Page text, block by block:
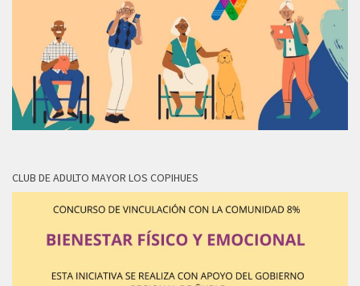
CLUB DE ADULTO MAYOR LOS COPIHUES